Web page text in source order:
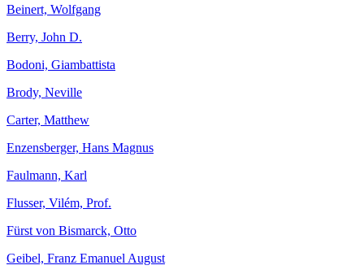
Beinert, Wolfgang
Berry, John D.
Bodoni, Giambattista
Brody, Neville
Carter, Matthew
Enzensberger, Hans Magnus
Faulmann, Karl
Flusser, Vilém, Prof.
Fürst von Bismarck, Otto
Geibel, Franz Emanuel August